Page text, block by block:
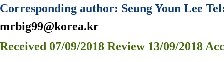
Corresponding author: Seung Youn Lee
mrbig99@korea.kr
Received 07/09/2018 Review13/09/2018